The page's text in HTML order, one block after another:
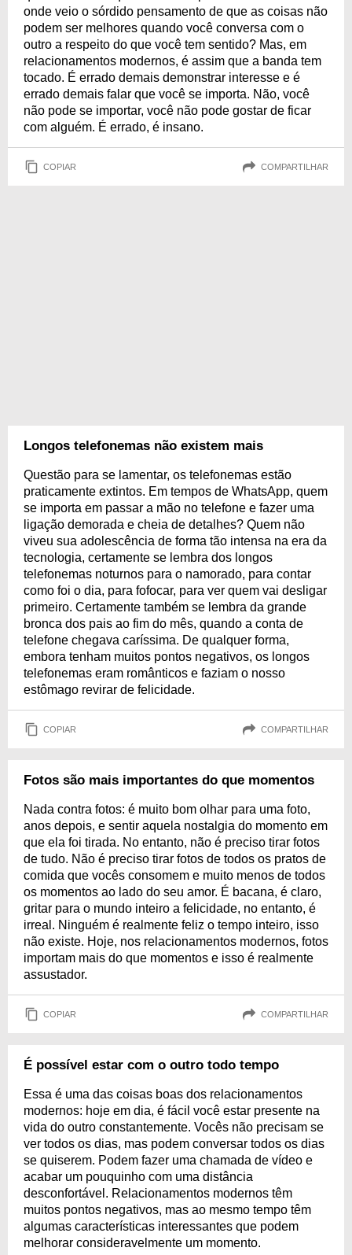
onde veio o sórdido pensamento de que as coisas não
podem ser melhores quando você conversa com o
outro a respeito do que você tem sentido? Mas, em
relacionamentos modernos, é assim que a banda tem
tocado. É errado demais demonstrar interesse e é
errado demais falar que você se importa. Não, você
não pode se importar, você não pode gostar de ficar
com alguém. É errado, é insano.
COPIAR COMPARTILHAR
Longos telefonemas não existem mais
Questão para se lamentar, os telefonemas estão
praticamente extintos. Em tempos de WhatsApp, quem
se importa em passar a mão no telefone e fazer uma
ligação demorada e cheia de detalhes? Quem não
viveu sua adolescência de forma tão intensa na era da
tecnologia, certamente se lembra dos longos
telefonemas noturnos para o namorado, para contar
como foi o dia, para fofocar, para ver quem vai desligar
primeiro. Certamente também se lembra da grande
bronca dos pais ao fim do mês, quando a conta de
telefone chegava caríssima. De qualquer forma,
embora tenham muitos pontos negativos, os longos
telefonemas eram românticos e faziam o nosso
estômago revirar de felicidade.
COPIAR COMPARTILHAR
Fotos são mais importantes do que momentos
Nada contra fotos: é muito bom olhar para uma foto,
anos depois, e sentir aquela nostalgia do momento em
que ela foi tirada. No entanto, não é preciso tirar fotos
de tudo. Não é preciso tirar fotos de todos os pratos de
comida que vocês consomem e muito menos de todos
os momentos ao lado do seu amor. É bacana, é claro,
gritar para o mundo inteiro a felicidade, no entanto, é
irreal. Ninguém é realmente feliz o tempo inteiro, isso
não existe. Hoje, nos relacionamentos modernos, fotos
importam mais do que momentos e isso é realmente
assustador.
COPIAR COMPARTILHAR
É possível estar com o outro todo tempo
Essa é uma das coisas boas dos relacionamentos
modernos: hoje em dia, é fácil você estar presente na
vida do outro constantemente. Vocês não precisam se
ver todos os dias, mas podem conversar todos os dias
se quiserem. Podem fazer uma chamada de vídeo e
acabar um pouquinho com uma distância
desconfortável. Relacionamentos modernos têm
muitos pontos negativos, mas ao mesmo tempo têm
algumas características interessantes que podem
melhorar consideravelmente um momento.